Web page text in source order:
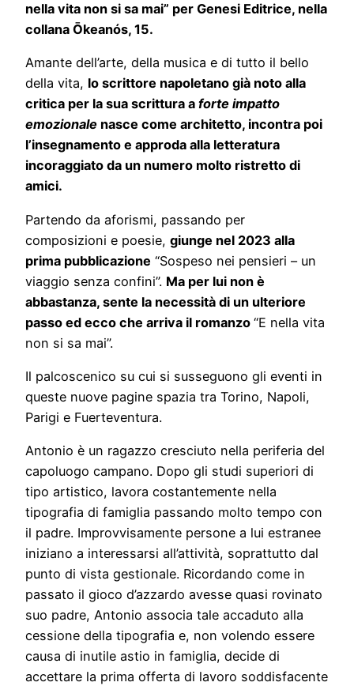
nella vita non si sa mai” per Genesi Editrice, nella
collana Ōkeanós, 15.
Amante dell’arte, della musica e di tutto il bello
della vita, lo scrittore napoletano già noto alla
critica per la sua scrittura a forte impatto
emozionale nasce come architetto, incontra poi
l’insegnamento e approda alla letteratura
incoraggiato da un numero molto ristretto di
amici.
Partendo da aforismi, passando per
composizioni e poesie, giunge nel 2023 alla
prima pubblicazione “Sospeso nei pensieri – un
viaggio senza confini”. Ma per lui non è
abbastanza, sente la necessità di un ulteriore
passo ed ecco che arriva il romanzo “E nella vita
non si sa mai”.
Il palcoscenico su cui si susseguono gli eventi in
queste nuove pagine spazia tra Torino, Napoli,
Parigi e Fuerteventura.
Antonio è un ragazzo cresciuto nella periferia del
capoluogo campano. Dopo gli studi superiori di
tipo artistico, lavora costantemente nella
tipografia di famiglia passando molto tempo con
il padre. Improvvisamente persone a lui estranee
iniziano a interessarsi all’attività, soprattutto dal
punto di vista gestionale. Ricordando come in
passato il gioco d’azzardo avesse quasi rovinato
suo padre, Antonio associa tale accaduto alla
cessione della tipografia e, non volendo essere
causa di inutile astio in famiglia, decide di
accettare la prima offerta di lavoro soddisfacente